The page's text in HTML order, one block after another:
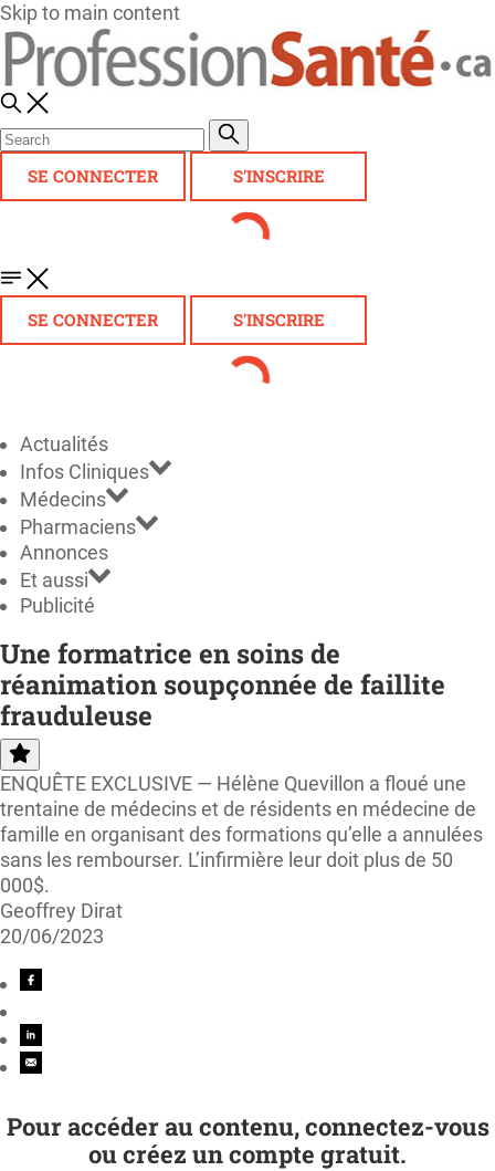
Skip to main content
SE CONNECTER S'INSCRIRE
SE CONNECTER S'INSCRIRE
Actualités
Infos Cliniques
Médecins
Pharmaciens
Annonces
Et aussi
Publicité
Une formatrice en soins de
réanimation soupçonnée de faillite
frauduleuse
ENQUÊTE EXCLUSIVE — Hélène Quevillon a floué une
trentaine de médecins et de résidents en médecine de
famille en organisant des formations qu’elle a annulées
sans les rembourser. L’infirmière leur doit plus de 50
000$.
Geoffrey Dirat
20/06/2023
Pour accéder au contenu, connectez-vous
ou créez un compte gratuit.